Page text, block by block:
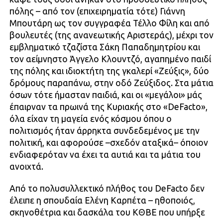
πόλης – από τον (επιχειρηματία τότε) Γιάννη
Μπουτάρη ως τον συγγραφέα Τέλλο Φίλη και από
βουλευτές (της ανανεωτικής Αριστεράς), μέχρι τον
εμβληματικό τζαζίστα Σάκη Παπαδημητρίου και
τον αείμνηστο Άγγελο Κλουντζό, αγαπημένο παιδί
της πόλης και ιδιοκτήτη της γκαλερί «Ζεύξις», δύο
δρόμους παραπάνω, στην οδό Ζεύξιδος. Στα μάτια
όσων τότε ήμασταν παιδιά, και οι «μεγάλοι» μάς
έπαιρναν τα πρωινά της Κυριακής στο «DeFacto»,
όλα είχαν τη μαγεία ενός κόσμου όπου ο
πολιτισμός ήταν άρρηκτα συνδεδεμένος με την
πολιτική, και αφορούσε –σχεδόν αταξικά– όποιον
ενδιαφερόταν να έχει τα αυτιά και τα μάτια του
ανοιχτά.
Από το πολυσυλλεκτικό πλήθος του DeFacto δεν
έλειπε η σπουδαία Ελένη Καρπέτα – ηθοποιός,
σκηνοθέτρια και δασκάλα του ΚΘΒΕ που υπήρξε